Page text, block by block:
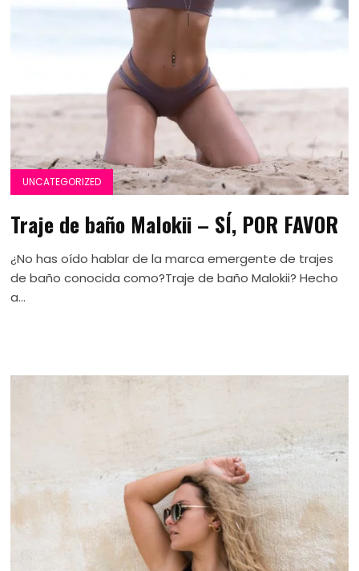
UNCATEGORIZED
Traje de baño Malokii – SÍ, POR FAVOR
¿No has oído hablar de la marca emergente de trajes
de baño conocida como?Traje de baño Malokii? Hecho
a...